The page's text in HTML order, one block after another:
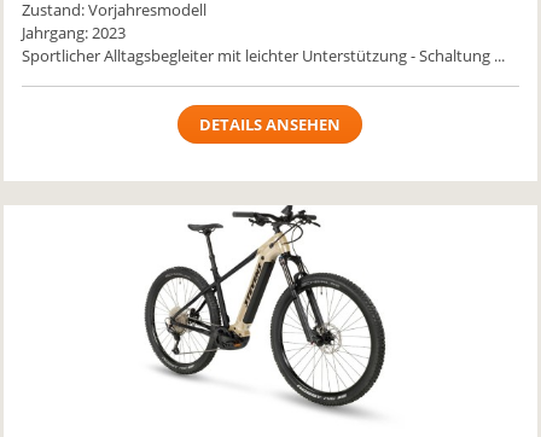
Zustand: Vorjahresmodell
Jahrgang: 2023
Sportlicher Alltagsbegleiter mit leichter Unterstützung - Schaltung ...
DETAILS ANSEHEN